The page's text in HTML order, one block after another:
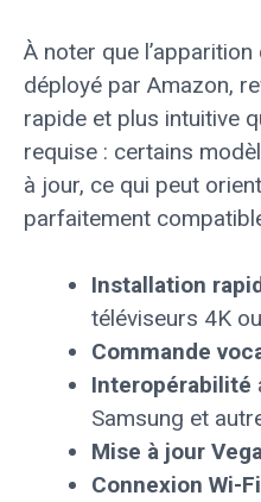
À noter que
déployé par Amazon,
rapide et plus intuitive
requise : certains
à jour, ce qui peut
parfaitement
Installation
téléviseurs 4K
Commande
Interopérabilité
Samsung et
Mise à jour
Connexion Wi-